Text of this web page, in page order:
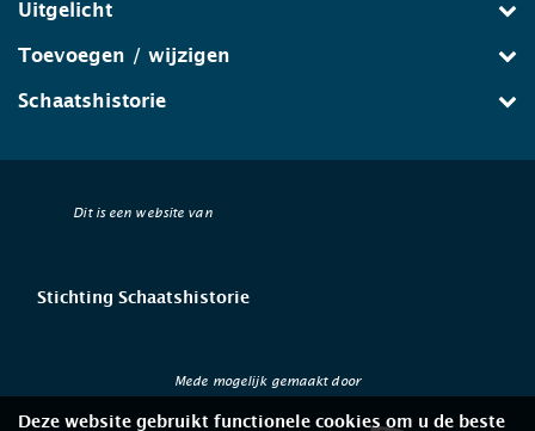
Uitgelicht
Toevoegen / wijzigen
Schaatshistorie
Dit is een website van
Stichting Schaatshistorie
Mede mogelijk gemaakt door
Deze website gebruikt functionele cookies om u de beste